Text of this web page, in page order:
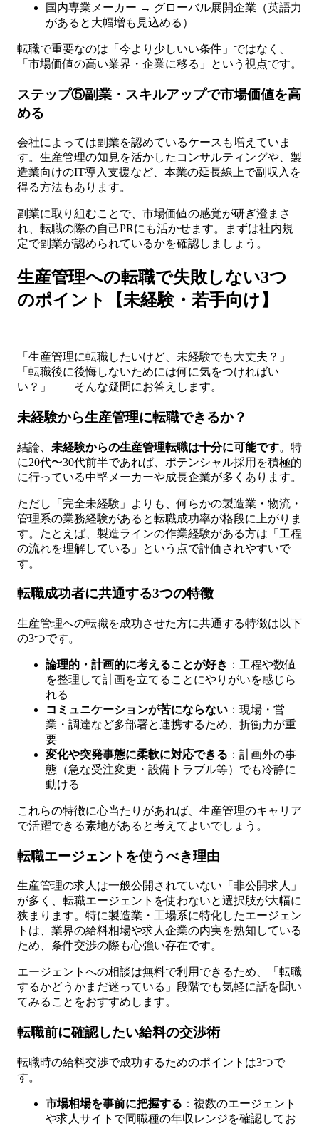
国内専業メーカー → グローバル展開企業（英語力
があると大幅増も見込める）
転職で重要なのは「今より少しいい条件」ではなく、
「市場価値の高い業界・企業に移る」という視点です。
ステップ⑤副業・スキルアップで市場価値を高
める
会社によっては副業を認めているケースも増えていま
す。生産管理の知見を活かしたコンサルティングや、製
造業向けのIT導入支援など、本業の延長線上で副収入を
得る方法もあります。
副業に取り組むことで、市場価値の感覚が研ぎ澄まさ
れ、転職の際の自己PRにも活かせます。まずは社内規
定で副業が認められているかを確認しましょう。
生産管理への転職で失敗しない3つ
のポイント【未経験・若手向け】
「生産管理に転職したいけど、未経験でも大丈夫？」
「転職後に後悔しないためには何に気をつければい
い？」——そんな疑問にお答えします。
未経験から生産管理に転職できるか？
結論、 未経験からの生産管理転職は十分に可能です。特
に20代〜30代前半であれば、ポテンシャル採用を積極的
に行っている中堅メーカーや成長企業が多くあります。
ただし「完全未経験」よりも、何らかの製造業・物流・
管理系の業務経験があると転職成功率が格段に上がりま
す。たとえば、製造ラインの作業経験がある方は「工程
の流れを理解している」という点で評価されやすいで
す。
転職成功者に共通する3つの特徴
生産管理への転職を成功させた方に共通する特徴は以下
の3つです。
論理的・計画的に考えることが好き ：工程や数値
を整理して計画を立てることにやりがいを感じら
れる
コミュニケーションが苦にならない ：現場・営
業・調達など多部署と連携するため、折衝力が重
要
変化や突発事態に柔軟に対応できる ：計画外の事
態（急な受注変更・設備トラブル等）でも冷静に
動ける
これらの特徴に心当たりがあれば、生産管理のキャリア
で活躍できる素地があると考えてよいでしょう。
転職エージェントを使うべき理由
生産管理の求人は一般公開されていない「非公開求人」
が多く、転職エージェントを使わないと選択肢が大幅に
狭まります。特に製造業・工場系に特化したエージェン
トは、業界の給料相場や求人企業の内実を熟知している
ため、条件交渉の際も心強い存在です。
エージェントへの相談は無料で利用できるため、「転職
するかどうかまだ迷っている」段階でも気軽に話を聞い
てみることをおすすめします。
転職前に確認したい給料の交渉術
転職時の給料交渉で成功するためのポイントは3つで
す。
市場相場を事前に把握する ：複数のエージェント
や求人サイトで同職種の年収レンジを確認してお